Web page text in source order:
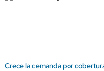
Crece la demanda por